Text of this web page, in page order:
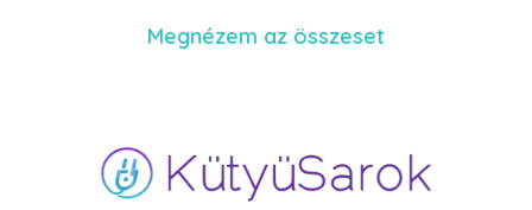
Megnézem az összeset